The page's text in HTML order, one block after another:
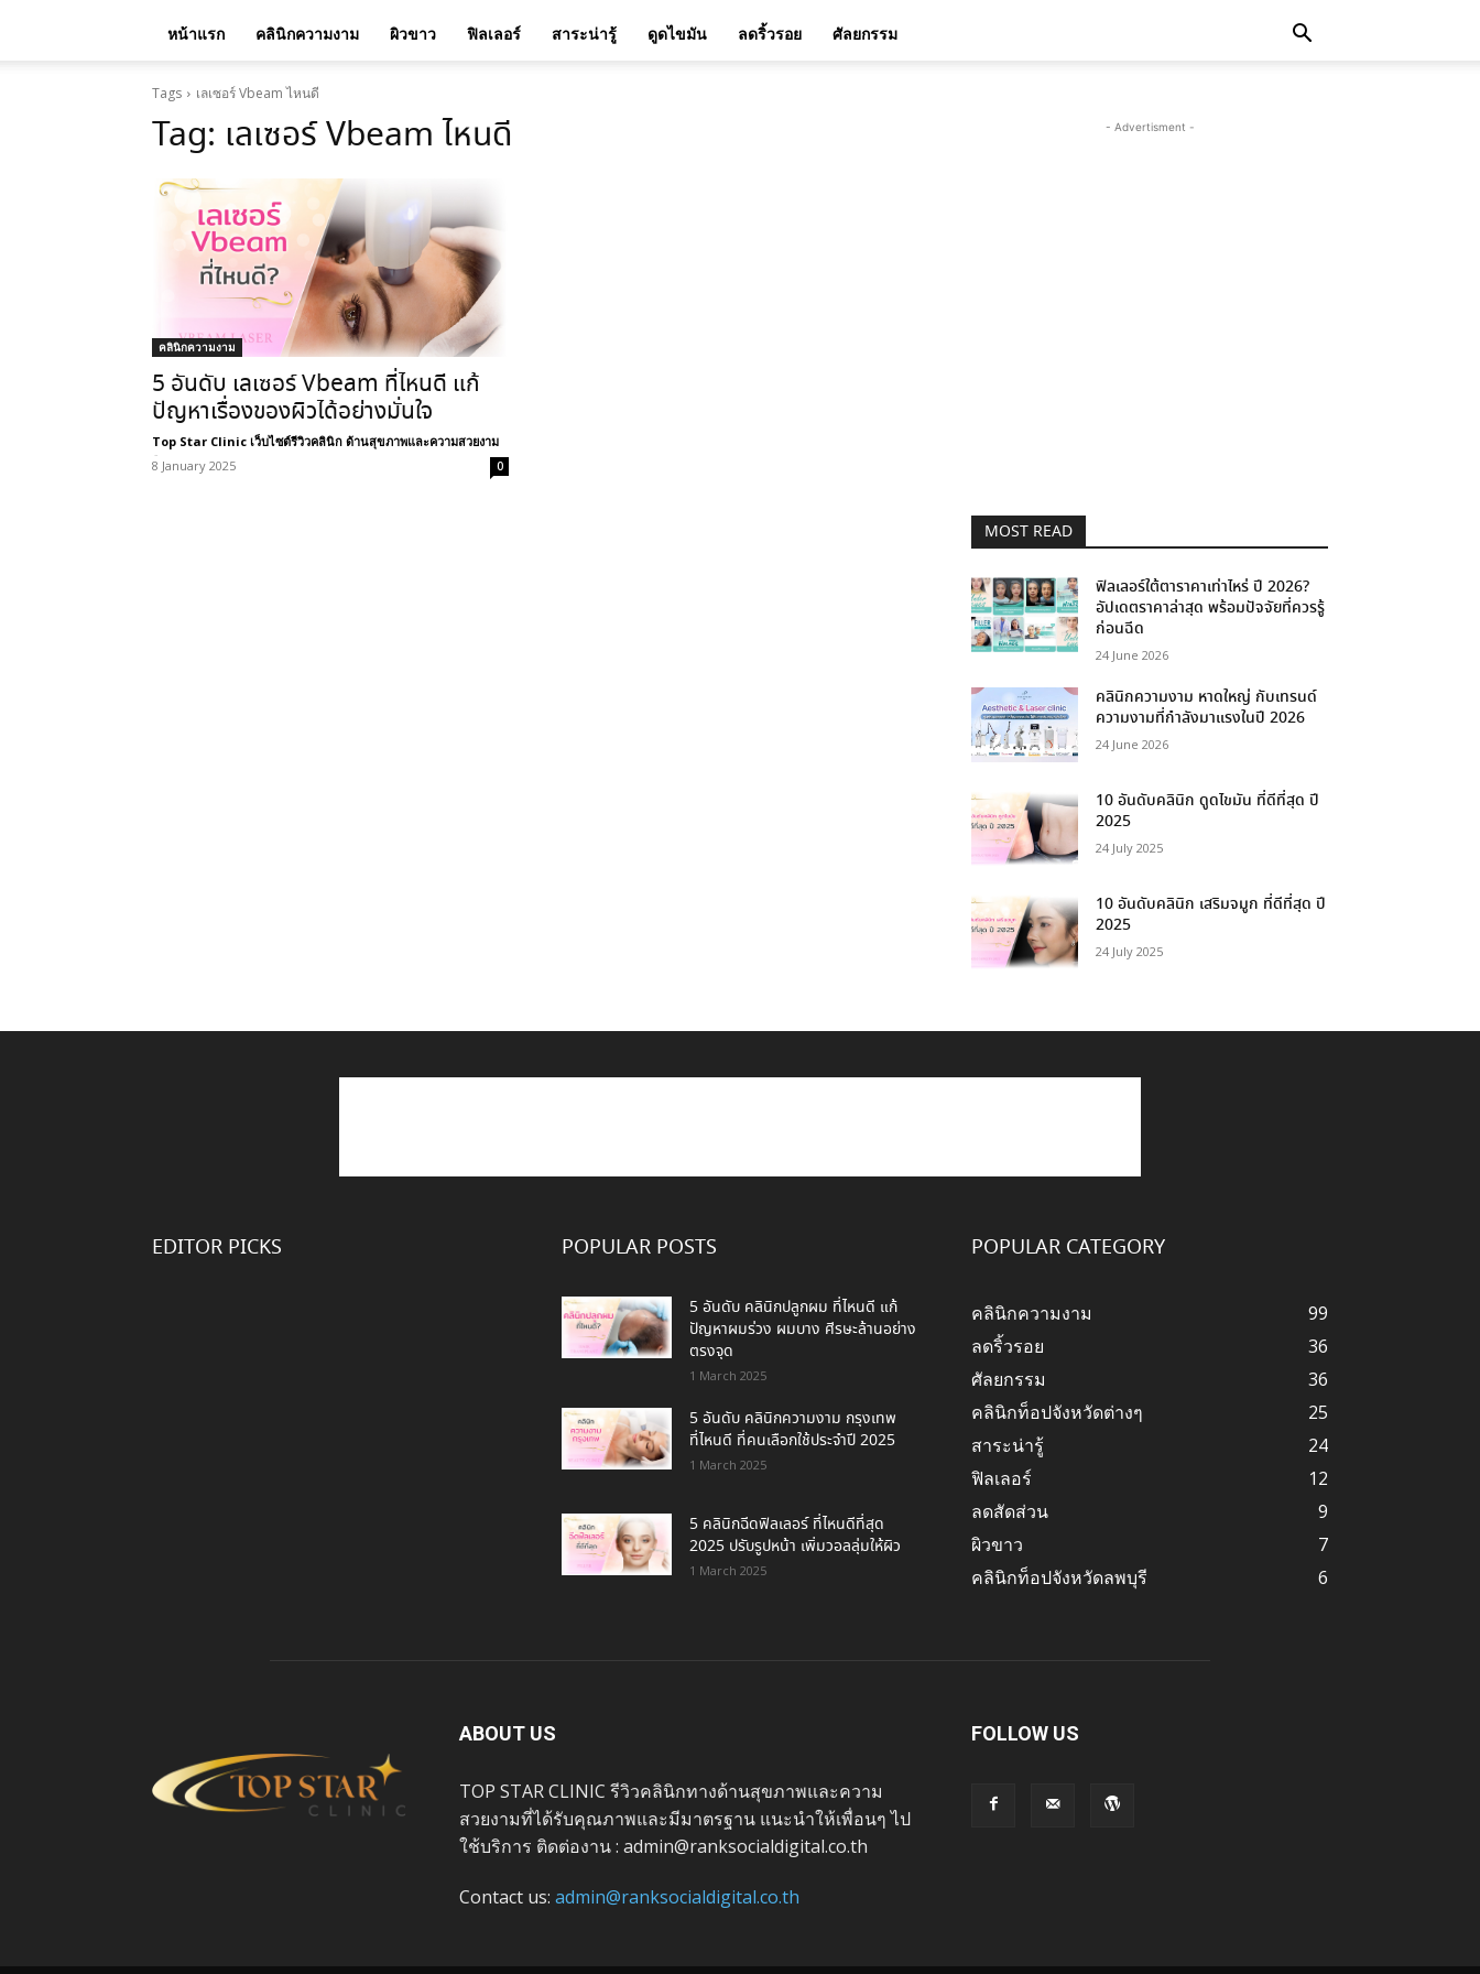
หน้าแรก คลินิกความงาม ผิวขาว ฟิลเลอร์ สาระน่ารู้ ดูดไขมัน ลดริ้วรอย ศัลยกรรม
Tags เลเซอร์ Vbeam ไหนดี
Tag: เลเซอร์ Vbeam ไหนดี
คลินิกความงาม
5 อันดับ เลเซอร์ Vbeam ที่ไหนดี แก้
ปัญหาเรื่องของผิวได้อย่างมั่นใจ
Top Star Clinic เว็บไซต์รีวิวคลินิก ด้านสุขภาพและความสวยงาม
-
8 January 2025 0
- Advertisment -
MOST READ
ฟิลเลอร์ใต้ตาราคาเท่าไหร่ ปี 2026?
อัปเดตราคาล่าสุด พร้อมปัจจัยที่ควรรู้
ก่อนฉีด
24 June 2026
คลินิกความงาม หาดใหญ่ กับเทรนด์
ความงามที่กำลังมาแรงในปี 2026
24 June 2026
10 อันดับคลินิก ดูดไขมัน ที่ดีที่สุด ปี
2025
24 July 2025
10 อันดับคลินิก เสริมจมูก ที่ดีที่สุด ปี
2025
24 July 2025
EDITOR PICKS POPULAR POSTS
5 อันดับ คลินิกปลูกผม ที่ไหนดี แก้
ปัญหาผมร่วง ผมบาง ศีรษะล้านอย่าง
ตรงจุด
1 March 2025
5 อันดับ คลินิกความงาม กรุงเทพ
ที่ไหนดี ที่คนเลือกใช้ประจำปี 2025
1 March 2025
5 คลินิกฉีดฟิลเลอร์ ที่ไหนดีที่สุด
2025 ปรับรูปหน้า เพิ่มวอลลุ่มให้ผิว
1 March 2025
POPULAR CATEGORY
คลินิกความงาม
99
ลดริ้วรอย
36
ศัลยกรรม
36
คลินิกท็อปจังหวัดต่างๆ
25
สาระน่ารู้
24
ฟิลเลอร์
12
ลดสัดส่วน
9
ผิวขาว
7
คลินิกท็อปจังหวัดลพบุรี
6
ABOUT US
TOP STAR CLINIC รีวิวคลินิกทางด้านสุขภาพและความ
สวยงามที่ได้รับคุณภาพและมีมาตรฐาน แนะนำให้เพื่อนๆ ไป
ใช้บริการ ติดต่องาน : admin@ranksocialdigital.co.th
Contact us: admin@ranksocialdigital.co.th
FOLLOW US